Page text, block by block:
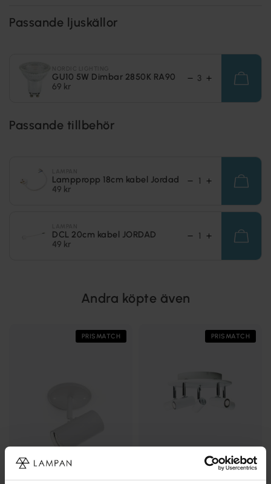
Passande ljuskällor
GU10 5W Dimbar 2850K RA90
69 kr
Passande tillbehör
Lamppropp 18cm kabel Jordad
49 kr
DCL 20cm kabel JORDAD
49 kr
Andra köpte även
PRISMATCH PRISMATCH